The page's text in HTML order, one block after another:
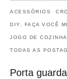
ACESSÓRIOS
DIY, FAÇA VOCÊ
JOGO DE COZINHA
TODAS AS
Porta